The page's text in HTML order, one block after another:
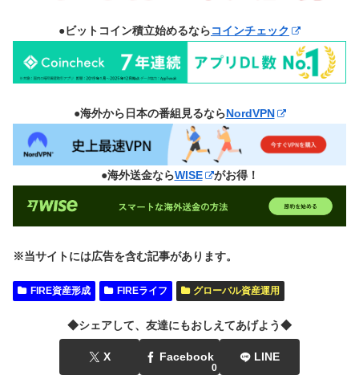
●ビットコイン積立始めるならコインチェック
●海外から日本の番組見るならNordVPN
●海外送金ならWISE がお得！
※当サイトには広告を含む記事があります。
FIRE資産形成 FIREライフ グローバル資産運用
◆シェアして、友達にもおしえてあげよう◆
X Facebook
0
LINE